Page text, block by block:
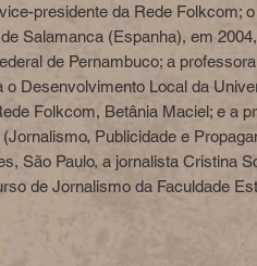
presidente da Rede Folkcom;
Salamanca (Espanha), em
de Pernambuco; a
Desenvolvimento Local da
Folkcom, Betânia Maciel; e a
Publicidade e
São Paulo, a jornalista Cristina
de Jornalismo da Faculdade